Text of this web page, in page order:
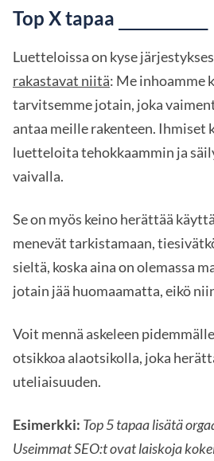
Top X tapaa
Luetteloissa on kyse
rakastavat niitä: Me inhoamme
tarvitsemme jotain, joka
antaa meille rakenteen. Ihmiset
luetteloita tehokkaammin ja
vaivalla.
Se on myös keino herättää
menevät tarkistamaan,
sieltä, koska aina on olemassa
jotain jää huomaamatta, eikö
Voit mennä askeleen
otsikkoa alaotsikolla, joka
uteliaisuuden.
Esimerkki: Top 5 tapaa lisätä
Useimmat SEO:t ovat laiskoja